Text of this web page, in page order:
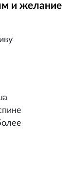
и желание